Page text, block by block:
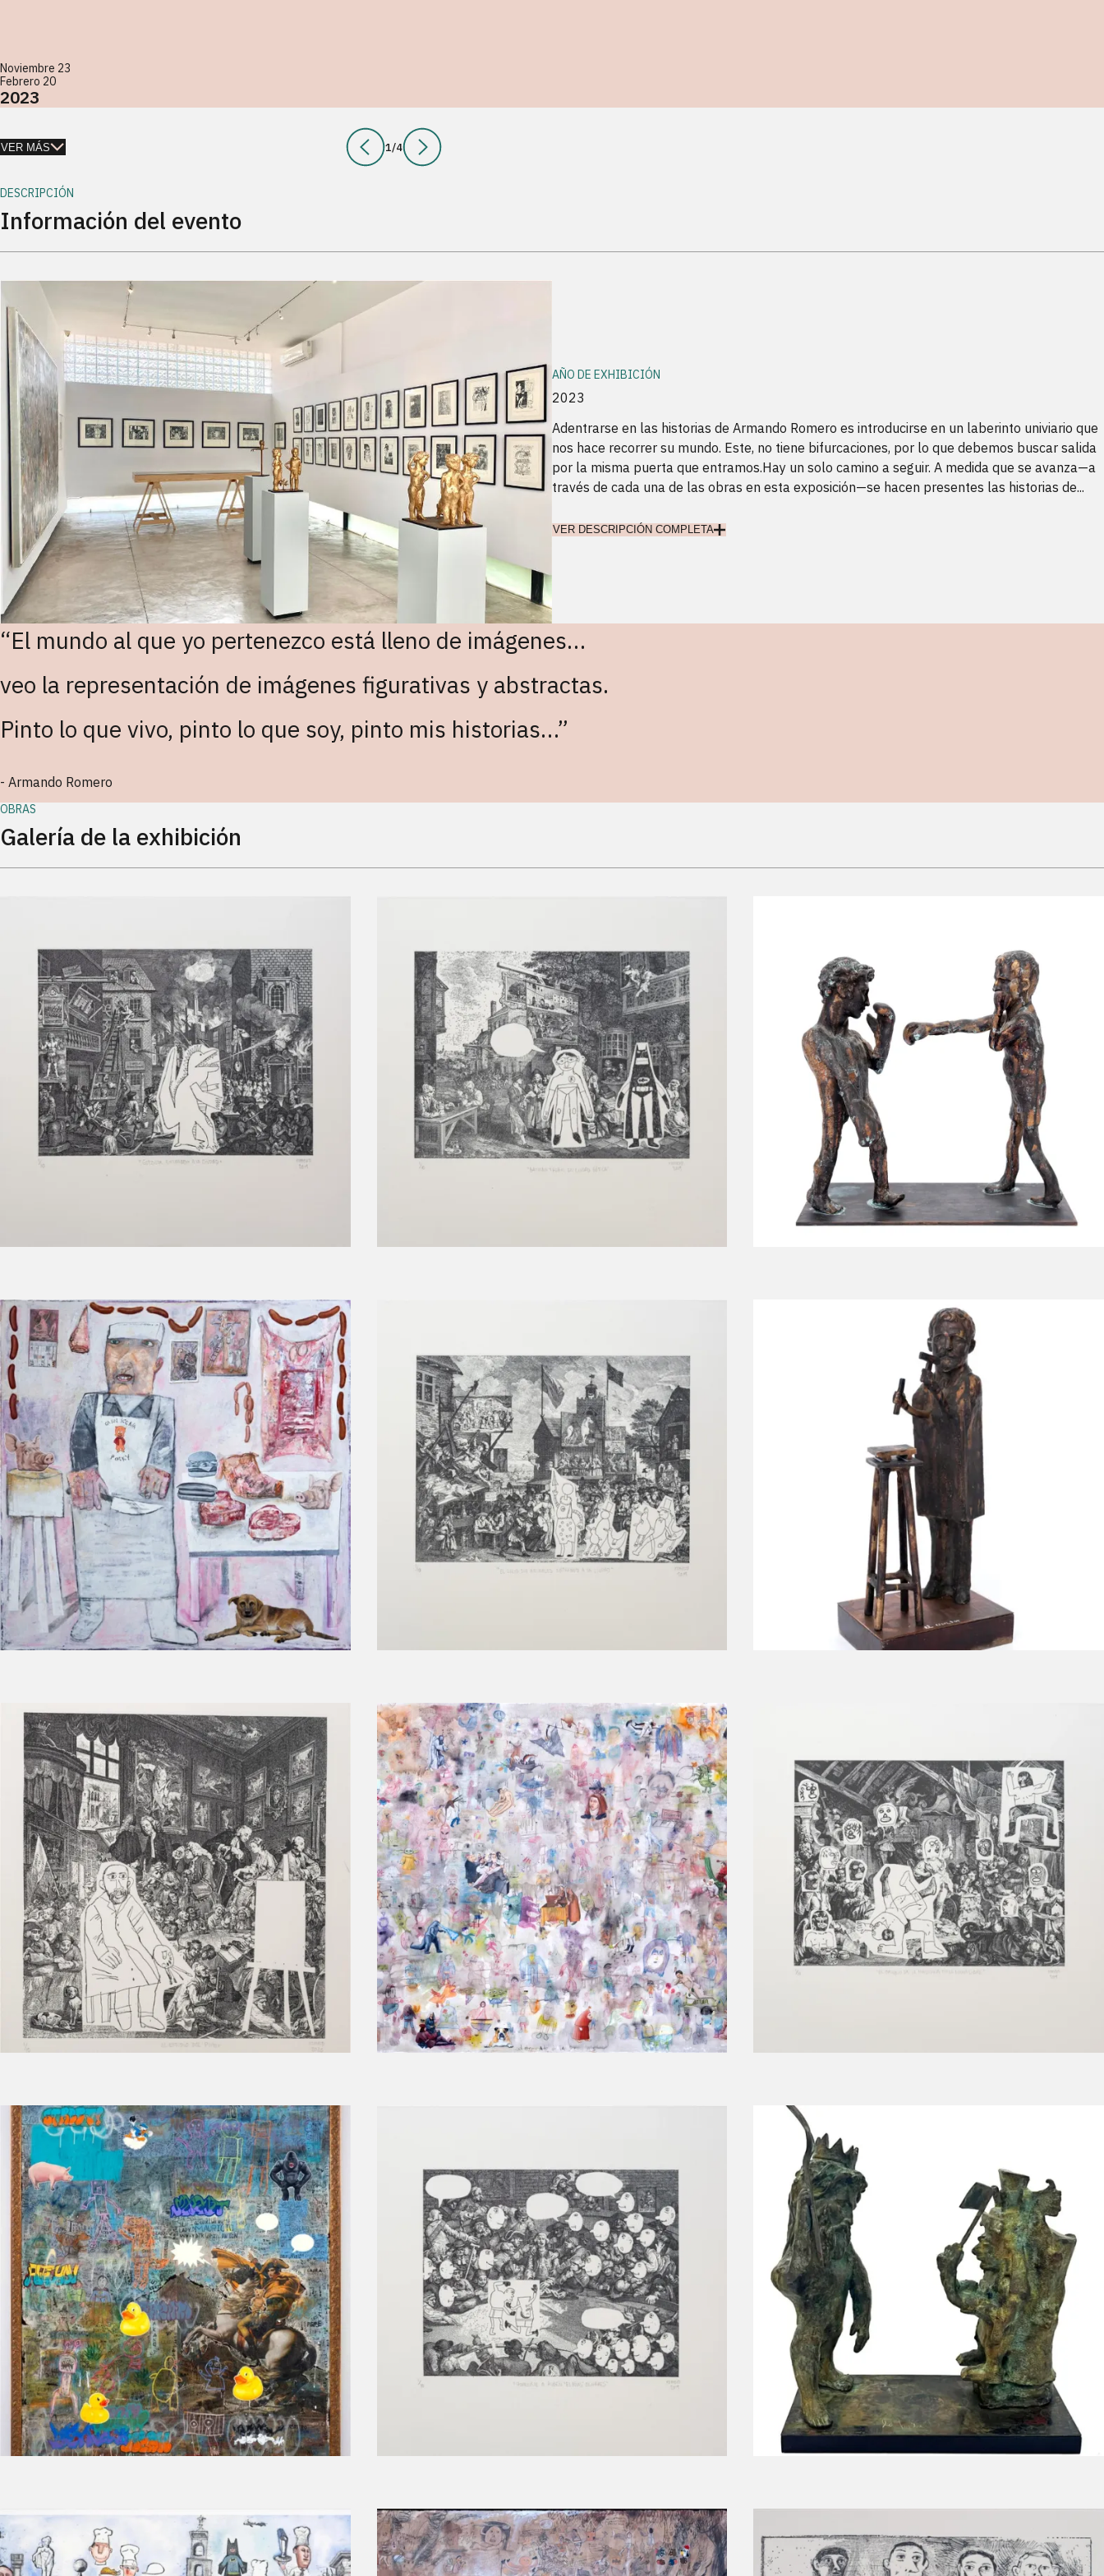
Noviembre 23
Febrero 20
2023
VER MÁS 1/4
DESCRIPCIÓN
Información del evento
AÑO DE EXHIBICIÓN
2023
Adentrarse en las historias de Armando Romero es introducirse en un laberinto univiario que
nos hace recorrer su mundo. Este, no tiene bifurcaciones, por lo que debemos buscar salida
por la misma puerta que entramos.Hay un solo camino a seguir. A medida que se avanza—a
través de cada una de las obras en esta exposición—se hacen presentes las historias de...
VER DESCRIPCIÓN COMPLETA
“El mundo al que yo pertenezco está lleno de imágenes…
veo la representación de imágenes figurativas y abstractas.
Pinto lo que vivo, pinto lo que soy, pinto mis historias…”
- Armando Romero
OBRAS
Galería de la exhibición